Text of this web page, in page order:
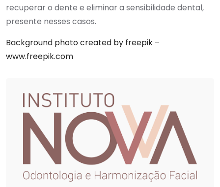
recuperar o dente e eliminar a sensibilidade dental,
presente nesses casos.
Background photo created by freepik –
www.freepik.com